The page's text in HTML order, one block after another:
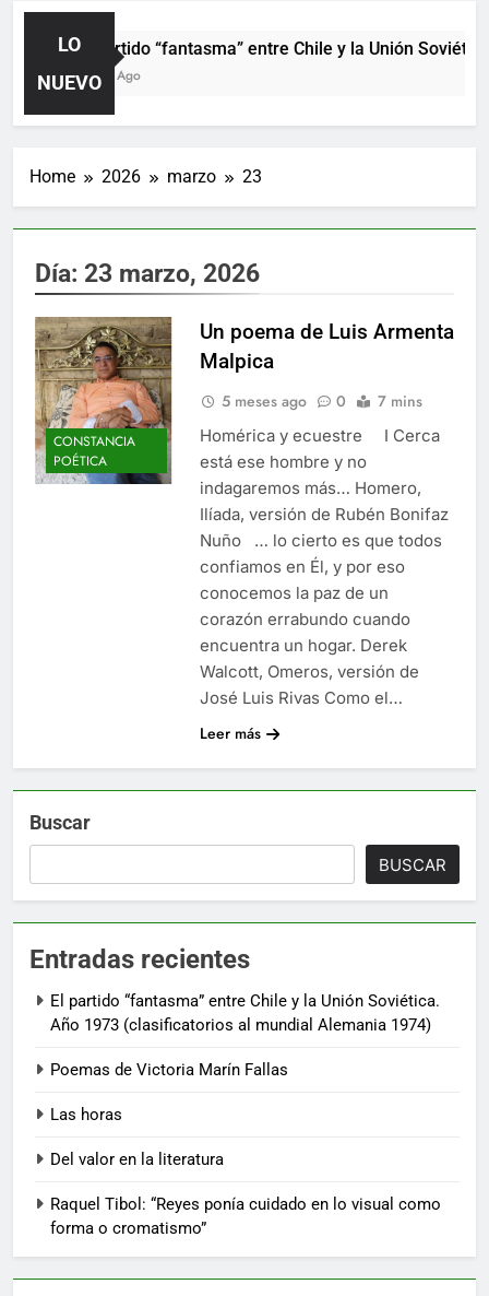
LO
NUEVO
El partido “fantasma” entre Chile y la Unión
3 Días Ago
Home 2026 marzo 23
Día: 23 marzo, 2026
CONSTANCIA
POÉTICA
Un poema de Luis Armenta
Malpica
5 meses ago 0 7 mins
Homérica y ecuestre I Cerca
está ese hombre y no
indagaremos más… Homero,
Ilíada, versión de Rubén Bonifaz
Nuño … lo cierto es que todos
confiamos en Él, y por eso
conocemos la paz de un
corazón errabundo cuando
encuentra un hogar. Derek
Walcott, Omeros, versión de
José Luis Rivas Como el…
Leer más
Buscar
BUSCAR
Entradas recientes
El partido “fantasma” entre Chile y la Unión Soviética.
Año 1973 (clasificatorios al mundial Alemania 1974)
Poemas de Victoria Marín Fallas
Las horas
Del valor en la literatura
Raquel Tibol: “Reyes ponía cuidado en lo visual como
forma o cromatismo”